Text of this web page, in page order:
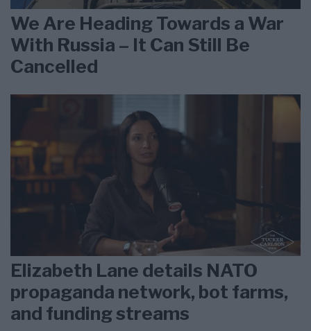
We Are Heading Towards a War
With Russia – It Can Still Be
Cancelled
Elizabeth Lane details NATO
propaganda network, bot farms,
and funding streams